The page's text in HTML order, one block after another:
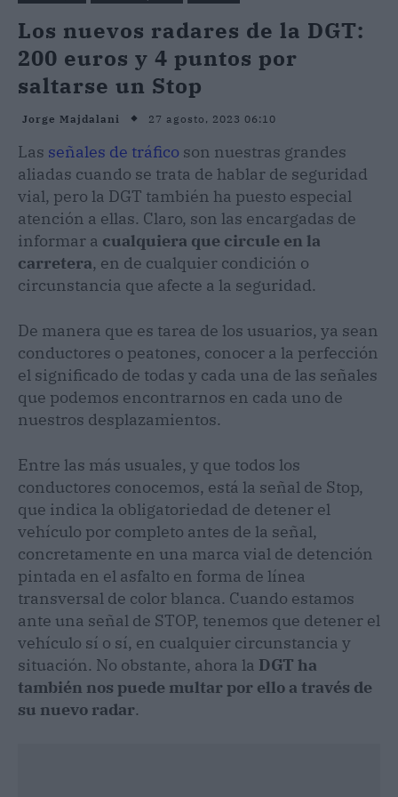
Los nuevos radares de la DGT:
200 euros y 4 puntos por
saltarse un Stop
Jorge Majdalani 27 agosto, 2023 06:10
Las señales de tráfico son nuestras grandes
aliadas cuando se trata de hablar de seguridad
vial, pero la DGT también ha puesto especial
atención a ellas. Claro, son las encargadas de
informar a cualquiera que circule en la
carretera, en de cualquier condición o
circunstancia que afecte a la seguridad.
De manera que es tarea de los usuarios, ya sean
conductores o peatones, conocer a la perfección
el significado de todas y cada una de las señales
que podemos encontrarnos en cada uno de
nuestros desplazamientos.
Entre las más usuales, y que todos los
conductores conocemos, está la señal de Stop,
que indica la obligatoriedad de detener el
vehículo por completo antes de la señal,
concretamente en una marca vial de detención
pintada en el asfalto en forma de línea
transversal de color blanca. Cuando estamos
ante una señal de STOP, tenemos que detener el
vehículo sí o sí, en cualquier circunstancia y
situación. No obstante, ahora la DGT ha
también nos puede multar por ello a través de
su nuevo radar.